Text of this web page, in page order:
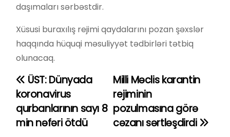
daşımaları sərbəstdir.
Xüsusi buraxılış rejimi qaydalarını pozan şəxslər
haqqında hüquqi məsuliyyət tədbirləri tətbiq
olunacaq.
Y
a
z
Milli Məclis karantin
rejiminin
pozulmasına görə
cəzanı sərtləşdirdi
ÜST: Dünyada
koronavirus
qurbanlarının sayı 8
min nəfəri ötdü